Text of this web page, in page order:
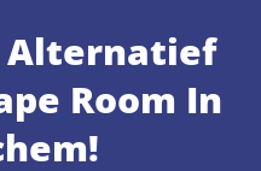
Alternatief
Room In